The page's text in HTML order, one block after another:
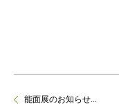
能面展のお知らせ...